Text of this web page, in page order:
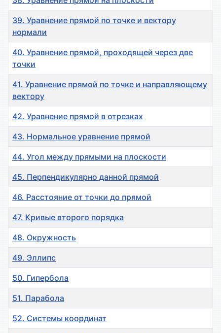
39. Уравнение прямой по точке и вектору
нормали
40. Уравнение прямой, проходящей через две
точки
41. Уравнение прямой по точке и направляющему
вектору
42. Уравнение прямой в отрезках
43. Нормальное уравнение прямой
44. Угол между прямыми на плоскости
45. Перпендикулярно данной прямой
46. Расстояние от точки до прямой
47. Кривые второго порядка
48. Окружность
49. Эллипс
50. Гипербола
51. Парабола
52. Системы координат